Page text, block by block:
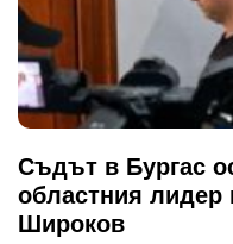
Съдът в Бургас
областния
Широков